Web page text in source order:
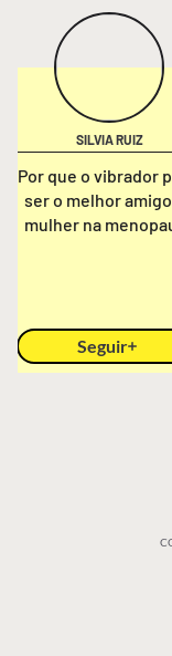
SILVIA RUIZ
Por que o vibrador
ser o melhor
mulher na
Seguir